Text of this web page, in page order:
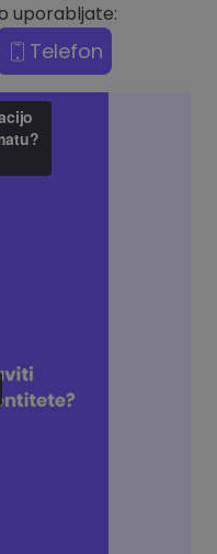
uporabljate:
Telefon